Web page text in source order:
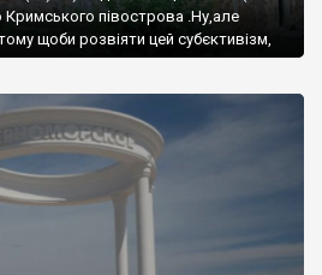
півострова .Ну,але
щоби розвіяти цей субєктивізм,